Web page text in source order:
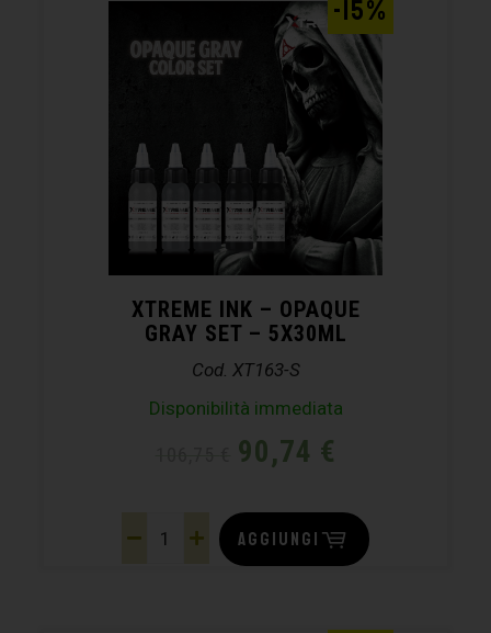
XTREME INK – OPAQUE
GRAY SET – 5X30ML
Cod. XT163-S
Disponibilità immediata
90,74 €
-15%
AGGIUNGI